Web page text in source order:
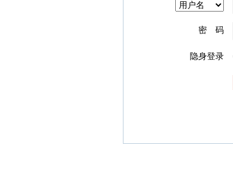
密 码
隐身登录